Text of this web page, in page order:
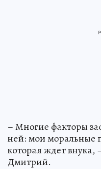
– Многие факторы
ней: мои моральные
которая ждет внука,
Дмитрий.